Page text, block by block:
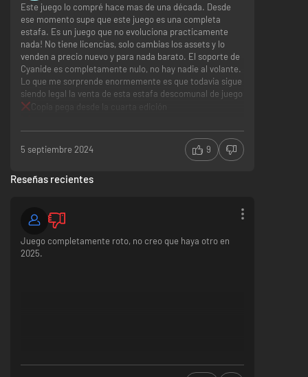
Este juego lo compré hace mas de una década. Desde
ese momento supe que este juego es una completa
estafa. Es un juego que no evoluciona practicamente
nada! No tiene licencias, solo cambias los assets y lo
venden a precio nuevo y para nada barato. El soporte de
Cyanide es completamente nulo, no hay nadie al volante.
Lo que me sorprende enormemente es que todavia sigue
siendo legal la venta de esta estafa descomunal de juego
Copia pega desde la cuarta edición
Soporte inexistente
5 septiembre 2024
9
Reseñas recientes
Juego completamente roto, no creo que haya otro en
2025.